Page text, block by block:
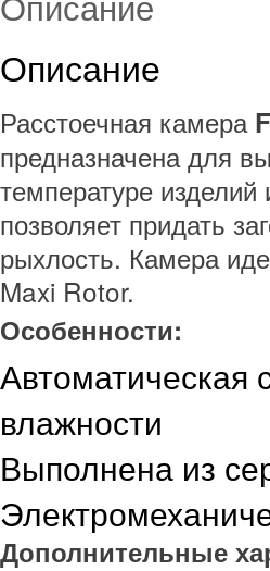
Описание
Расстоечная камера
предназначена для
температуре
позволяет придать
рыхлость. Камера
Maxi Rotor.
Особенности:
Автоматическая
влажности
Выполнена из
Дополнительные